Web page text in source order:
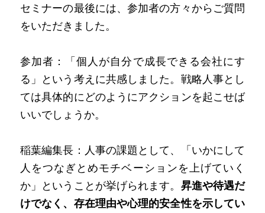
セミナーの最後には、参加者の方々からご質問
をいただきました。
参加者：「個人が自分で成長できる会社にす
る」という考えに共感しました。戦略人事とし
ては具体的にどのようにアクションを起こせば
いいでしょうか。
稲葉編集長：人事の課題として、「いかにして
人をつなぎとめモチベーションを上げていく
か」ということが挙げられます。 昇進や待遇だ
けでなく、存在理由や心理的安全性を示してい